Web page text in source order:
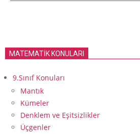
MATEMATİK KONULARI
9.Sınıf Konuları
Mantık
Kümeler
Denklem ve Eşitsizlikler
Üçgenler